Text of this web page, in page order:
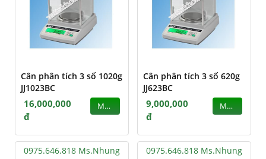
Cân phân tích 3 số 1020g
JJ1023BC
16,000,000
đ
MUA
Cân phân tích 3 số 620g
JJ623BC
9,000,000
đ
MUA
0975.646.818 Ms.Nhung 0975.646.818 Ms.Nhung